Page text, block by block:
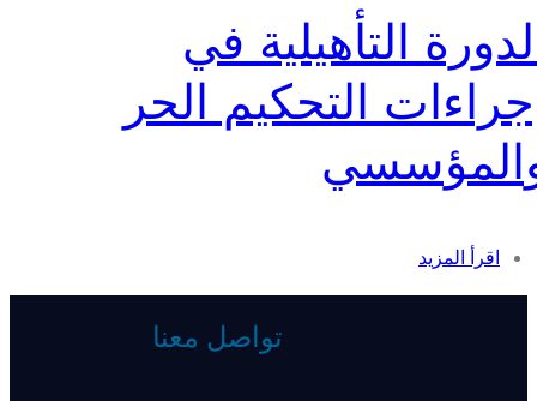
التأهيلية في
التحكيم الحر
اقرأ المزيد
تواصل معنا